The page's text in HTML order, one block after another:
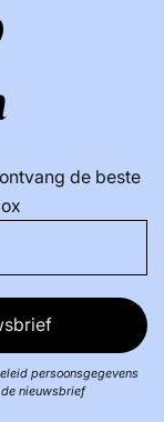
de beste
persoonsgegevens
nieuwsbrief